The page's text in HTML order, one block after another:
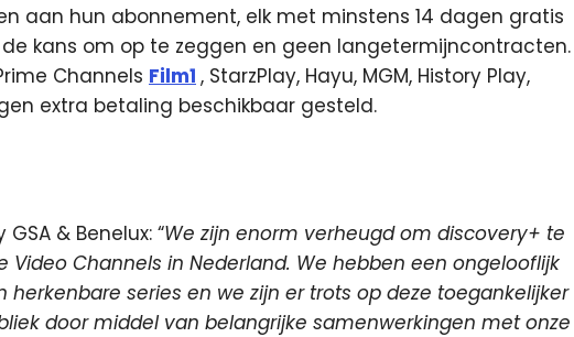
aan hun abonnement, elk met minstens 14 dagen gratis
kans om op te zeggen en geen langetermijncontracten.
Channels Film1 , StarzPlay, Hayu, MGM, History Play,
extra betaling beschikbaar gesteld.
& Benelux: “We zijn enorm verheugd om discovery+ te
Video Channels in Nederland. We hebben een ongelooflijk
series en we zijn er trots op deze toegankelijker
door middel van belangrijke samenwerkingen met onze